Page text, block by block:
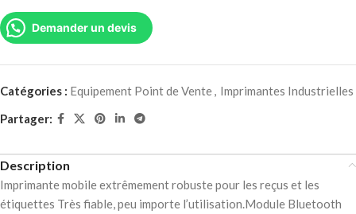
Demander un devis
Catégories : Equipement Point de Vente, Imprimantes Industrielles
Partager:
Description
Imprimante mobile extrêmement robuste pour les reçus et les
étiquettes Très fiable, peu importe l’utilisation.Module Bluetooth